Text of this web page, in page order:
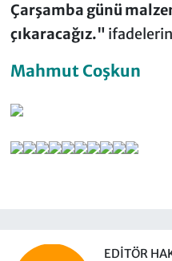
Çarşamba günü
çıkaracağız."
Mahmut Coşkun
EDITÖR